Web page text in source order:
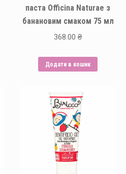
паста Officina Naturae з
банановим смаком 75 мл
368.00 ₴
Додати в кошик